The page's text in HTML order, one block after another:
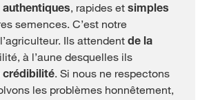
authentiques, rapides et simples
semences. C’est notre
Ils attendent de la
à l’aune desquelles ils
crédibilité. Si nous ne respectons
les problèmes honnêtement,